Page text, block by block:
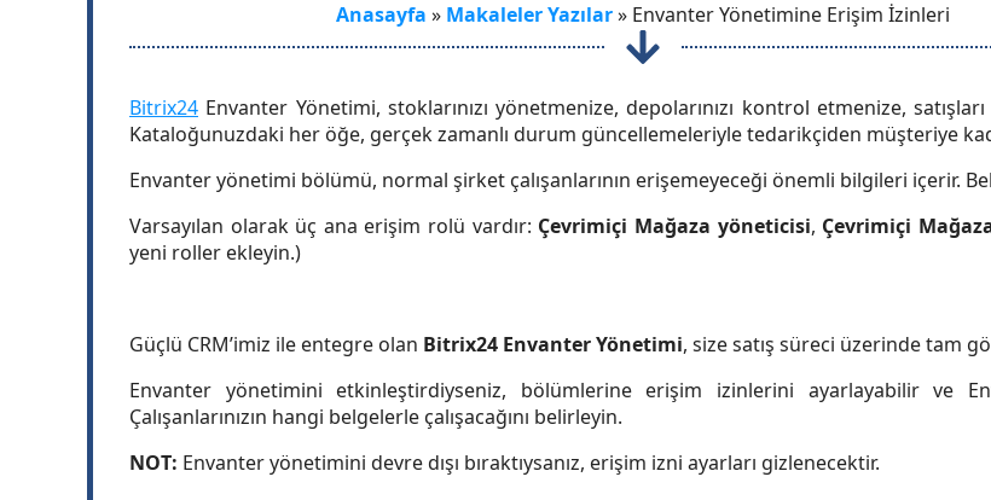
Anasayfa » Makaleler Yazılar» Envanter Yönetimine Erişim İzinleri
Bitrix24 Envanter Yönetimi, stoklarınızı yönetmenize, depolarınızı kontrol etmenize,
Kataloğunuzdaki her öğe, gerçek zamanlı durum güncellemeleriyle tedarikçiden müşteriye
Envanter yönetimi bölümü, normal şirket çalışanlarının erişemeyeceği önemli bilgileri içerir.
Varsayılan olarak üç ana erişim rolü vardır: Çevrimiçi Mağaza yöneticisi, Çevrimiçi
yeni roller ekleyin.)
Güçlü CRM’imiz ile entegre olan Bitrix24 Envanter Yönetimi, size satış süreci üzerinde tam
Envanter yönetimini etkinleştirdiyseniz, bölümlerine erişim izinlerini ayarlayabilir ve
Çalışanlarınızın hangi belgelerle çalışacağını belirleyin.
NOT: Envanter yönetimini devre dışı bıraktıysanız, erişim izni ayarları gizlenecektir.